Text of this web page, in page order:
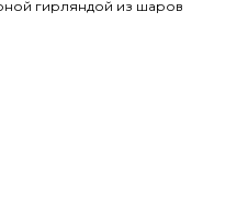
гирляндой из шаров